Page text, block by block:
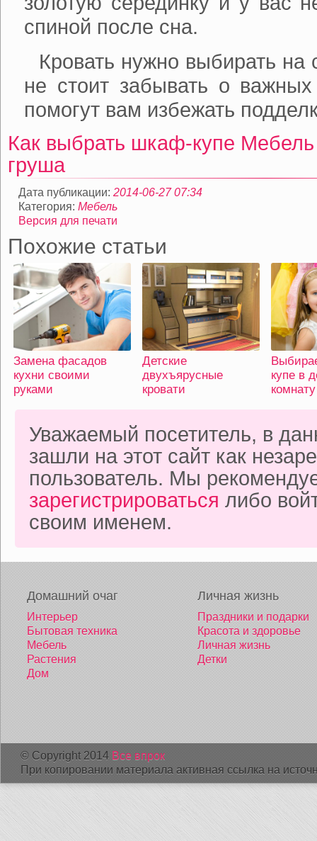
спиной после сна.
Кровать нужно выбирать на
не стоит забывать о
помогут вам избежать
Как выбрать шкаф-купе Мебель
груша
Дата публикации: 2014-06-27 07:34
Категория: Мебель
Версия для печати
Похожие статьи
Замена фасадов
кухни своими
руками
Детские
двухъярусные
кровати
купе в
комнату
Уважаемый посетитель, в
зашли на этот сайт как
пользователь. Мы
зарегистрироваться либо
своим именем.
Домашний очаг
Интерьер
Бытовая техника
Мебель
Растения
Дом
Личная жизнь
Праздники и подарки
Красота и здоровье
Личная жизнь
Детки
© Copyright 2014 Все впрок
При копировании материала активная ссылка на